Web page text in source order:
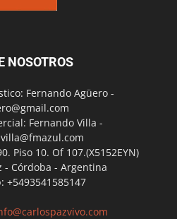
NOSOTROS
Fernando Agüero -
Fernando Villa -
Piso 10. Of 107.(X5152EYN)
- Córdoba - Argentina
+5493541585147